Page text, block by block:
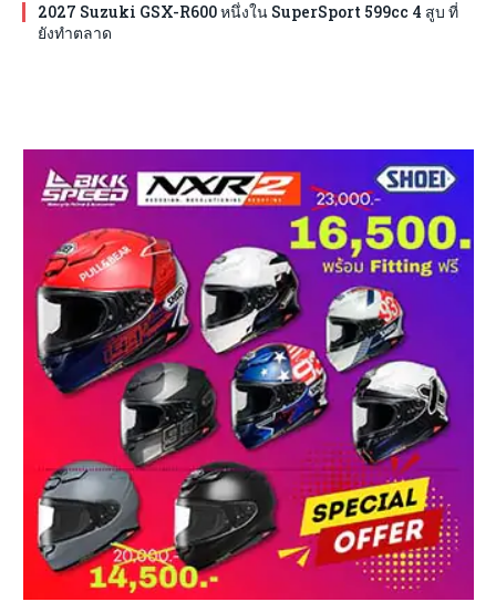
2027 Suzuki GSX-R600 หนึ่งใน SuperSport 599cc 4 สูบ ที่
ยังทำตลาด